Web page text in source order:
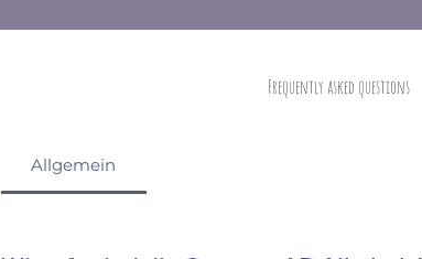
Frequently asked questions
Allgemein